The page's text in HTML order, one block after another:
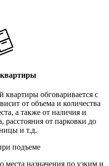
квартиры обговаривается с
от объема и количества
а также от наличия и
расстояния от парковки до
и т.д.
подъеме
назначения по узким и